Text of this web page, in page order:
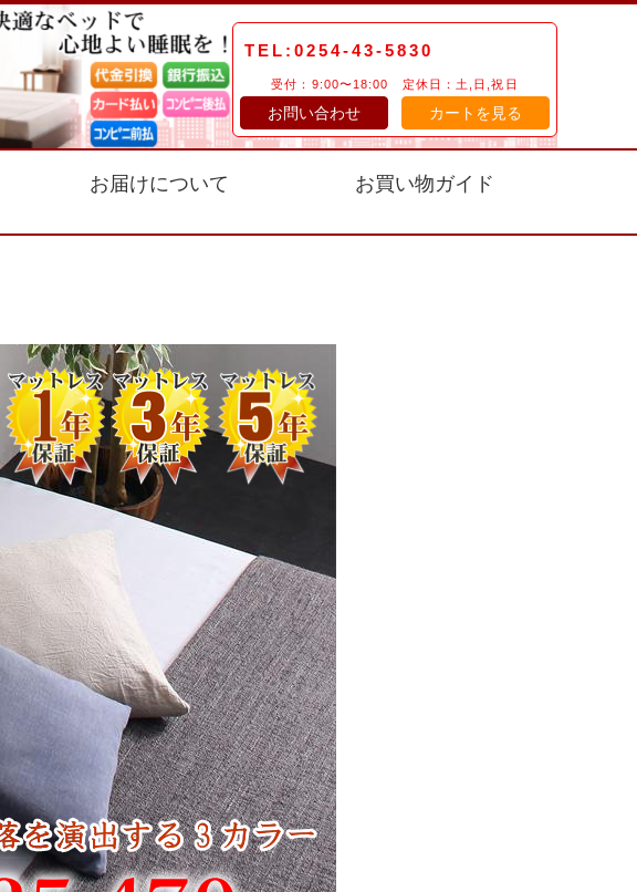
TEL:0254-43-5830
受付：9:00〜18:00 定休日：土,日,祝日
お問い合わせ カートを見る
お届けについて お買い物ガイド